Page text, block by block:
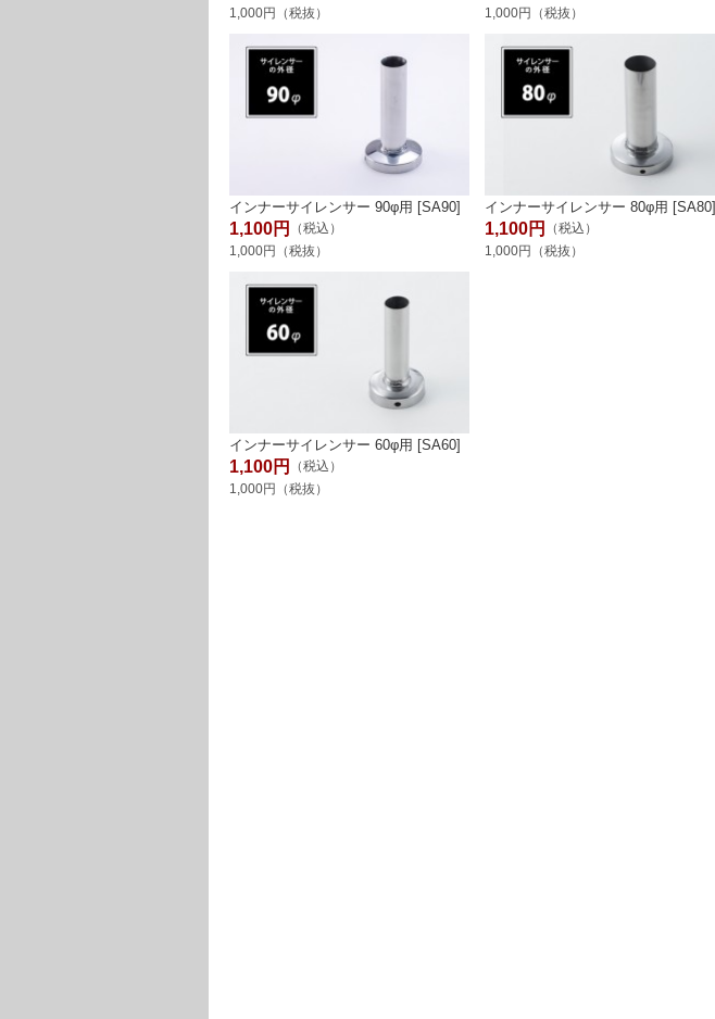
1,000円（税抜）
1,000円（税抜）
インナーサイレンサー 90φ用 [SA90]
1,100円
（税込）
1,000円（税抜）
インナーサイレンサー 80φ用 [SA80]
1,100円
（税込）
1,000円（税抜）
インナーサイレンサー 60φ用 [SA60]
1,100円
（税込）
1,000円（税抜）